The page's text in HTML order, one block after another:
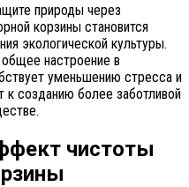
природы через
корзины становится
экологической культуры.
настроение в
уменьшению стресса и
к созданию более заботливой
чистоты